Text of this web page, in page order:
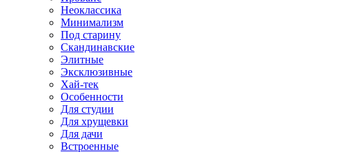
Неоклассика
Минимализм
Под старину
Скандинавские
Элитные
Эксклюзивные
Хай-тек
Особенности
Для студии
Для хрущевки
Для дачи
Встроенные